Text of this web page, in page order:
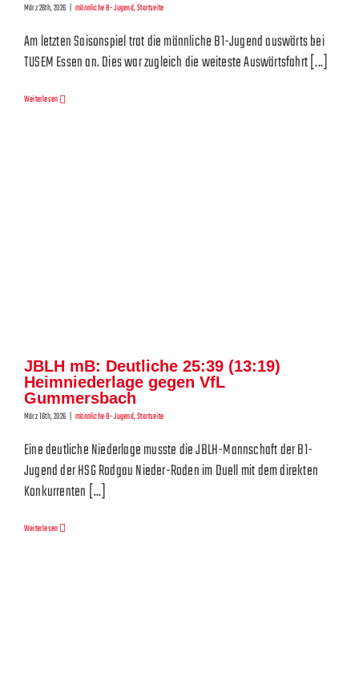
März 26th, 2026 | männliche B-Jugend,Startseite
Am letzten Saisonspiel trat die männliche B1-Jugend auswärts bei
TUSEM Essen an. Dies war zugleich die weiteste Auswärtsfahrt [...]
Weiterlesen
JBLH mB: Deutliche 25:39 (13:19)
Heimniederlage gegen VfL
Gummersbach
März 16th, 2026 | männliche B-Jugend,Startseite
Eine deutliche Niederlage musste die JBLH-Mannschaft der B1-
Jugend der HSG Rodgau Nieder-Roden im Duell mit dem direkten
Konkurrenten [...]
Weiterlesen